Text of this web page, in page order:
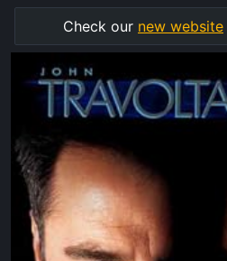
Check our new website